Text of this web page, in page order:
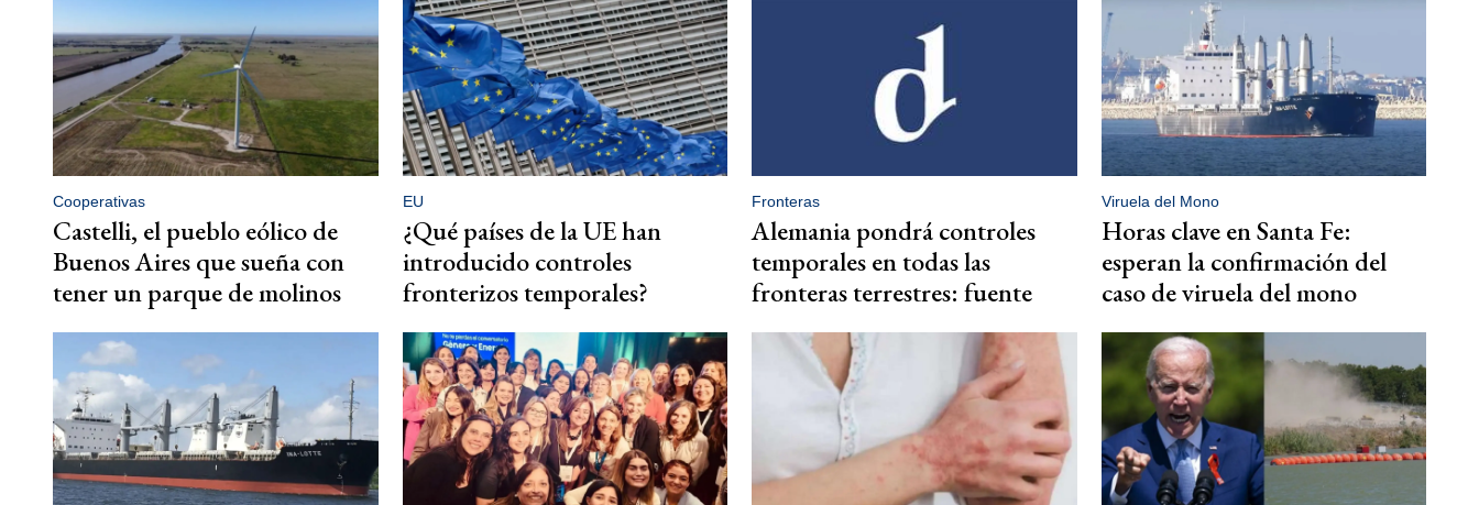
Cooperativas
Castelli, el pueblo eólico de
Buenos Aires que sueña con
tener un parque de molinos
EU
¿Qué países de la UE han
introducido controles
fronterizos temporales?
Fronteras
Alemania pondrá controles
temporales en todas las
fronteras terrestres: fuente
Viruela del Mono
Horas clave en Santa Fe:
esperan la confirmación del
caso de viruela del mono